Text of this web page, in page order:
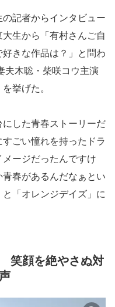
記者からインタビュー
生から「有村さんご自
きな作品は？」と問わ
夫木聡・柴咲コウ主演
挙げた。
にした青春ストーリーだ
ごい憧れを持ったドラ
ージだったんですけ
春があるんだなぁとい
「オレンジデイズ」に
笑顔を絶やさぬ対